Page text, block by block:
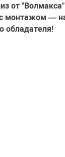
от
монтажом —
обладателя!